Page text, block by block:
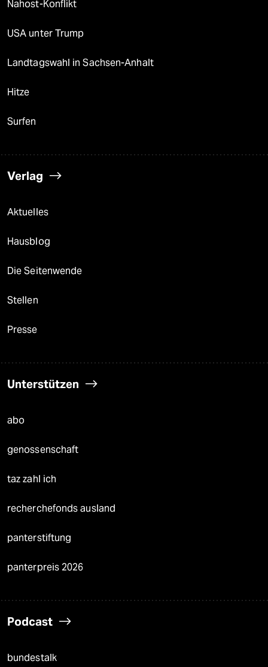
Nahost-Konflikt
USA unter Trump
Landtagswahl in Sachsen-Anhalt
Hitze
Surfen
Verlag
Aktuelles
Hausblog
Die Seitenwende
Stellen
Presse
Unterstützen
abo
genossenschaft
taz zahl ich
recherchefonds ausland
panterstiftung
panterpreis 2026
Podcast
bundestalk